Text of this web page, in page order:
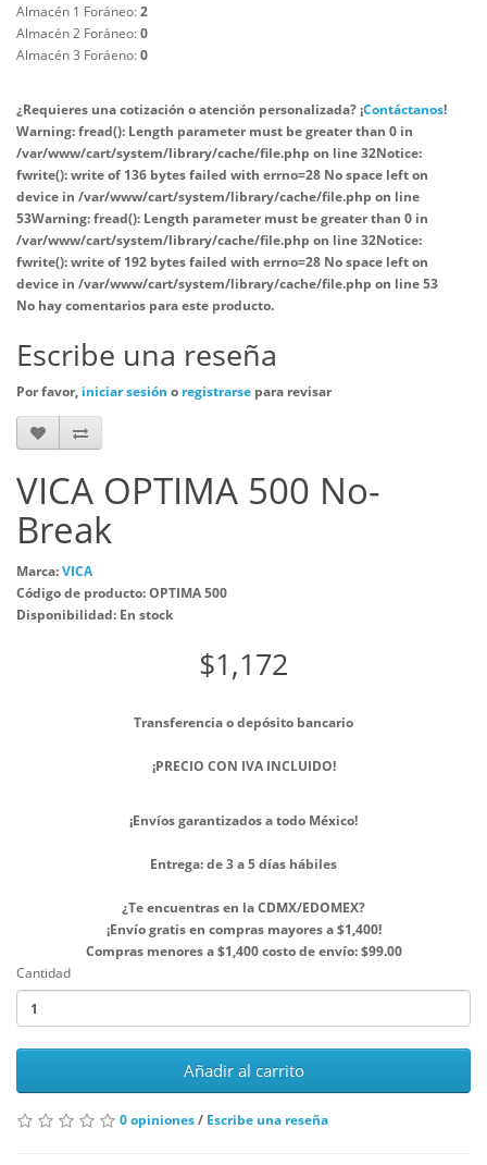
Almacén 1 Foráneo:2
Almacén 2 Foráneo:0
Almacén 3 Foráeno:0
¿Requieres una cotización o atención personalizada? ¡Contáctanos!
Warning: fread(): Length parameter must be greater than 0 in
/var/www/cart/system/library/cache/file.php on line32Notice:
fwrite(): write of 136 bytes failed with errno=28 No space left on
device in /var/www/cart/system/library/cache/file.php on line
53Warning: fread(): Length parameter must be greater than 0 in
/var/www/cart/system/library/cache/file.php on line32Notice:
fwrite(): write of 192 bytes failed with errno=28 No space left on
device in /var/www/cart/system/library/cache/file.php on line53
No hay comentarios para este producto.
Escribe una reseña
Por favor, iniciar sesión o registrarse para revisar
VICA OPTIMA 500 No-
Break
Marca:VICA
Código de producto: OPTIMA 500
Disponibilidad: En stock
$1,172
Transferencia o depósito bancario
¡PRECIO CON IVA INCLUIDO!
¡Envíos garantizados a todo México!
Entrega: de 3 a 5 días hábiles
¿Te encuentras en la CDMX/EDOMEX?
¡Envío gratis en compras mayores a $1,400!
Compras menores a $1,400 costo de envío: $99.00
Cantidad
Añadir al carrito
0 opiniones/ Escribe una reseña